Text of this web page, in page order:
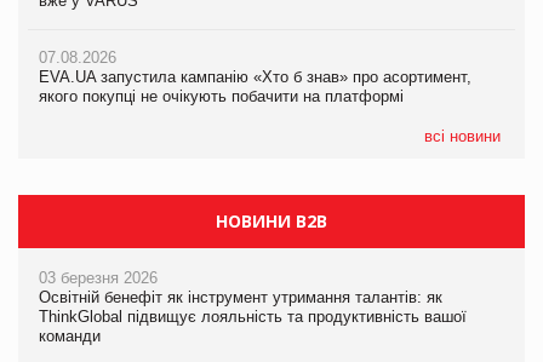
07.08.2026
EVA.UA запустила кампанію «Хто б знав» про асортимент,
якого покупці не очікують побачити на платформі
всі новини
05.08.2026
Мережа супермаркетів VARUS купує мережу магазинів
НОВИНИ B2B
03 березня 2026
Освітній бенефіт як інструмент утримання талантів: як
ThinkGlobal підвищує лояльність та продуктивність вашої
команди